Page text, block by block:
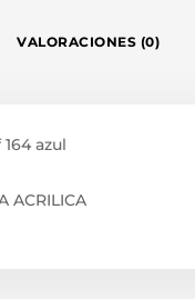
VALORACIONES (0)
azul
ACRILICA